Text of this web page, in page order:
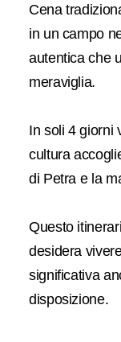
Cena
in un campo
autentica che
meraviglia.
In soli 4 giorni
cultura
di Petra e la
Questo
desidera
significativa
disposizione.